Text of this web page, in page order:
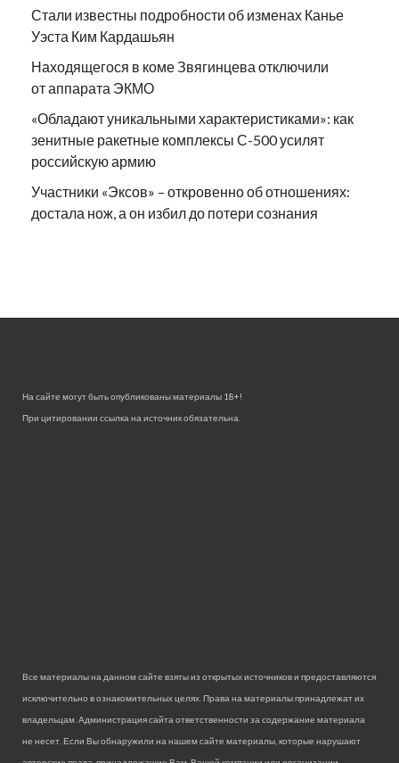
Стали известны подробности об изменах Канье
Уэста Ким Кардашьян
Находящегося в коме Звягинцева отключили
от аппарата ЭКМО
«Обладают уникальными характеристиками»: как
зенитные ракетные комплексы С-500 усилят
российскую армию
Участники «Эксов» – откровенно об отношениях:
достала нож, а он избил до потери сознания
На сайте могут быть опубликованы материалы 18+!
При цитировании ссылка на источник обязательна.
Все материалы на данном сайте взяты из открытых источников и предоставляются
исключительно в ознакомительных целях. Права на материалы принадлежат их
владельцам. Администрация сайта ответственности за содержание материала
не несет. Если Вы обнаружили на нашем сайте материалы, которые нарушают